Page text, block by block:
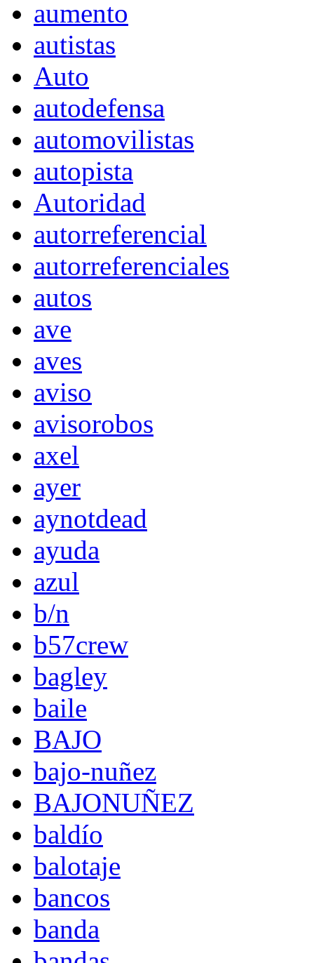
aumento
autistas
Auto
autodefensa
automovilistas
autopista
Autoridad
autorreferencial
autorreferenciales
autos
ave
aves
aviso
avisorobos
axel
ayer
aynotdead
ayuda
azul
b/n
b57crew
bagley
baile
BAJO
bajo-nuñez
BAJONUÑEZ
baldío
balotaje
bancos
banda